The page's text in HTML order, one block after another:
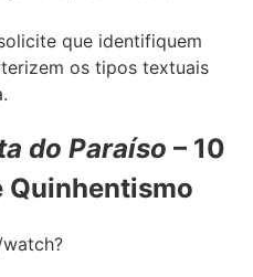
que identifiquem
os tipos textuais
do Paraíso – 10
Quinhentismo